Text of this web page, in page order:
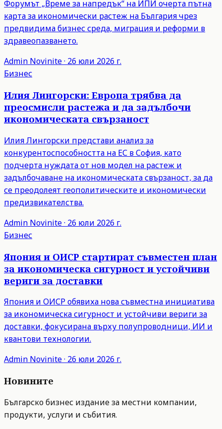
Форумът „Време за напредък“ на ИПИ очерта пътна
карта за икономически растеж на България чрез
предвидима бизнес среда, миграция и реформи в
здравеопазването.
Admin Novinite· 26 юли 2026 г.
Бизнес
Илия Лингорски: Европа трябва да
преосмисли растежа и да задълбочи
икономическата свързаност
Илия Лингорски представи анализ за
конкурентоспособността на ЕС в София, като
подчерта нуждата от нов модел на растеж и
задълбочаване на икономическата свързаност, за да
се преодолеят геополитическите и икономически
предизвикателства.
Admin Novinite· 26 юли 2026 г.
Бизнес
Япония и ОИСР стартират съвместен план
за икономическа сигурност и устойчиви
вериги за доставки
Япония и ОИСР обявиха нова съвместна инициатива
за икономическа сигурност и устойчиви вериги за
доставки, фокусирана върху полупроводници, ИИ и
квантови технологии.
Admin Novinite· 26 юли 2026 г.
Новините
Българско бизнес издание за местни компании,
продукти, услуги и събития.